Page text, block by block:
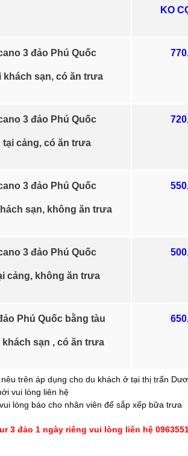
KO
3 đảo Phú Quốc
khách sạn, có ăn trưa
3 đảo Phú Quốc
tại cảng, có ăn trưa
3 đảo Phú Quốc
sạn, không ăn trưa
3 đảo Phú Quốc
cảng, không ăn trưa
Phú Quốc bằng tàu
khách sạn , có ăn trưa
trên áp dụng cho du khách ở tại thị trấn
vui lòng liên hệ
lòng báo cho nhân viên để sắp xếp bữa trưa
3 đảo 1 ngày riêng vui lòng liên hệ